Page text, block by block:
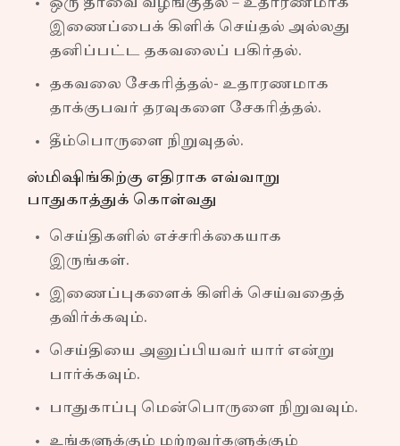
ஒரு தீர்வை வழங்குதல் – உதாரணமாக
இணைப்பைக் கிளிக் செய்தல் அல்லது
தனிப்பட்ட தகவலைப் பகிர்தல்.
தகவலை சேகரித்தல்- உதாரணமாக
தாக்குபவர் தரவுகளை சேகரித்தல்.
தீம்பொருளை நிறுவுதல்.
ஸ்மிஷிங்கிற்கு எதிராக எவ்வாறு
பாதுகாத்துக் கொள்வது
செய்திகளில் எச்சரிக்கையாக
இருங்கள்.
இணைப்புகளைக் கிளிக் செய்வதைத்
தவிர்க்கவும்.
செய்தியை அனுப்பியவர் யார் என்று
பார்க்கவும்.
பாதுகாப்பு மென்பொருளை நிறுவவும்.
உங்களுக்கும் மற்றவர்களுக்கும்